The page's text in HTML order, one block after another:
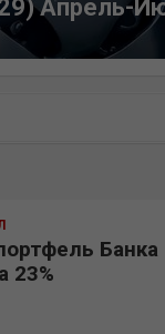
Апрель-
Банка
23%